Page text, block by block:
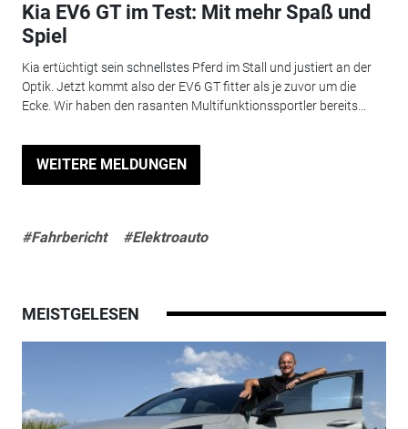
Kia EV6 GT im Test: Mit mehr Spaß und
Spiel
Kia ertüchtigt sein schnellstes Pferd im Stall und justiert an der
Optik. Jetzt kommt also der EV6 GT fitter als je zuvor um die
Ecke. Wir haben den rasanten Multifunktionssportler bereits...
WEITERE MELDUNGEN
#Fahrbericht #Elektroauto
MEISTGELESEN